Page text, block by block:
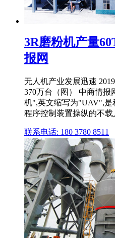
3R磨粉机产量
报网
无人机产业发展迅速
370万台（图） 中商情报
机",英文缩写为"UAV",是
程序控制装置操纵的不载
联系电话: 180 3780 8511